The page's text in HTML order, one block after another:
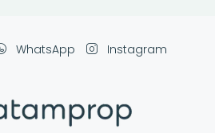
WhatsApp Instagram